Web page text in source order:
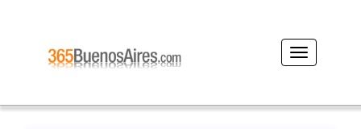
Desplegar
navegación